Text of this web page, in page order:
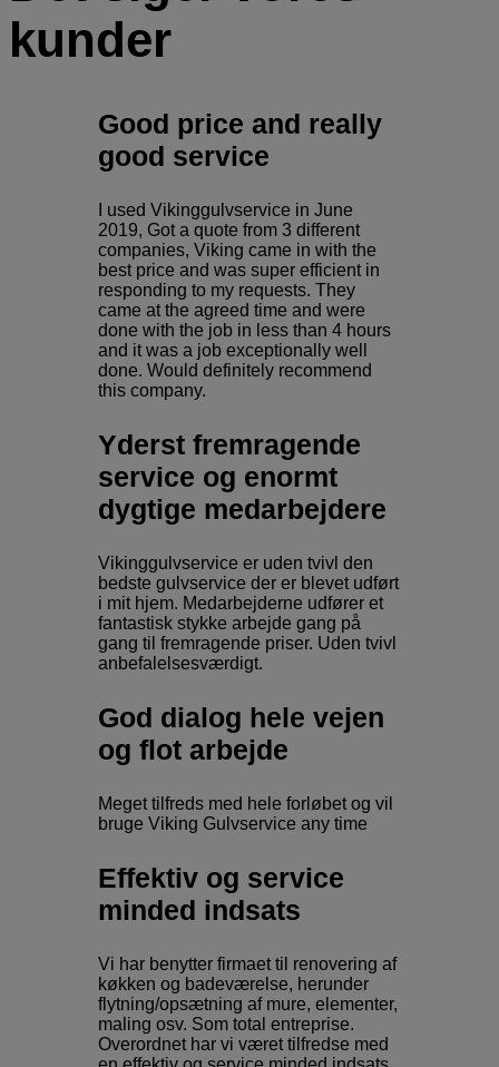
kunder
Good price and really
good service
I used Vikinggulvservice in June
2019, Got a quote from 3 different
companies, Viking came in with the
best price and was super efficient in
responding to my requests. They
came at the agreed time and were
done with the job in less than 4 hours
and it was a job exceptionally well
done. Would definitely recommend
this company.
Yderst fremragende
service og enormt
dygtige medarbejdere
Vikinggulvservice er uden tvivl den
bedste gulvservice der er blevet udført
i mit hjem. Medarbejderne udfører et
fantastisk stykke arbejde gang på
gang til fremragende priser. Uden tvivl
anbefalelsesværdigt.
God dialog hele vejen
og flot arbejde
Meget tilfreds med hele forløbet og vil
bruge Viking Gulvservice any time
Effektiv og service
minded indsats
Vi har benytter firmaet til renovering af
køkken og badeværelse, herunder
flytning/opsætning af mure, elementer,
maling osv. Som total entreprise.
Overordnet har vi været tilfredse med